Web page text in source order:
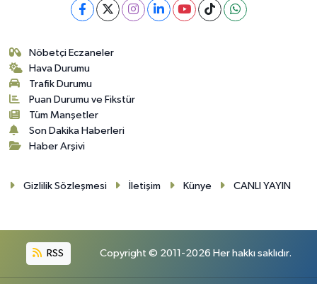
Nöbetçi Eczaneler
Hava Durumu
Trafik Durumu
Puan Durumu ve Fikstür
Tüm Manşetler
Son Dakika Haberleri
Haber Arşivi
Gizlilik Sözleşmesi İletişim Künye CANLI YAYIN
RSS Copyright © 2011-2026 Her hakkı saklıdır.